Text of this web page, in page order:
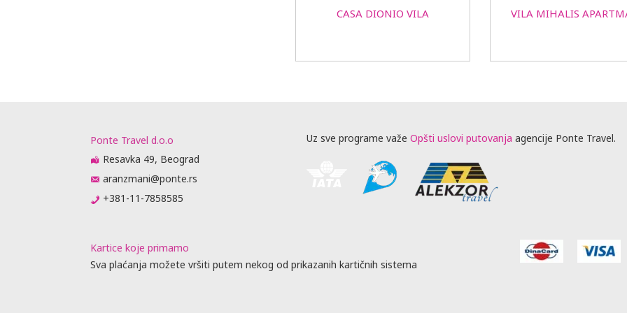
CASA DIONIO VILA VILA MIHALIS
Ponte Travel d.o.o
Resavka 49, Beograd
aranzmani@ponte.rs
+381-11-7858585
Uz sve programe važe Opšti uslovi putovanja agencije Ponte Travel.
Kartice koje primamo
Sva plaćanja možete vršiti putem nekog od prikazanih kartičnih sistema